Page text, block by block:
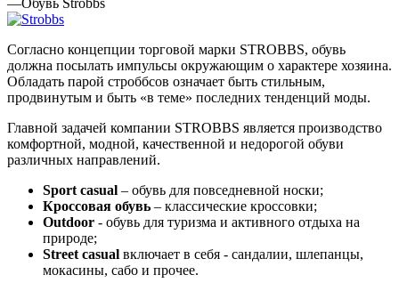
Согласно концепции торговой марки STROBBS, обувь
должна посылать импульсы окружающим о характере хозяина.
Обладать парой строббсов означает быть стильным,
продвинутым и быть «в теме» последних тенденций моды.
Главной задачей компании STROBBS является производство
комфортной, модной, качественной и недорогой обуви
различных направлений.
Sport casual – обувь для повседневной носки;
Кроссовая обувь – классические кроссовки;
Outdoor - обувь для туризма и активного отдыха на
природе;
Street casual включает в себя - сандалии, шлепанцы,
мокасины, сабо и прочее.